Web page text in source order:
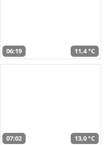
06:19 11,4 °C
07:02 13,0 °C